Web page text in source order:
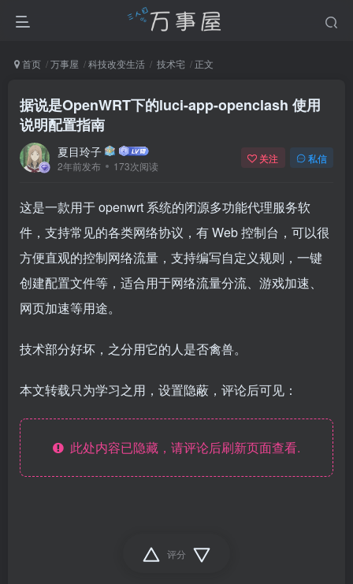
首页 万事屋 科技改变生活 技术宅 正文
据说是OpenWRT下的luci-app-openclash 使用
说明配置指南
夏目玲子
2年前发布 173次阅读
关注 私信
这是一款用于 openwrt 系统的闭源多功能代理服务软
件，支持常见的各类网络协议，有 Web 控制台，可以很
方便直观的控制网络流量，支持编写自定义规则，一键
创建配置文件等，适合用于网络流量分流、游戏加速、
网页加速等用途。
技术部分好坏，之分用它的人是否禽兽。
本文转载只为学习之用，设置隐蔽，评论后可见：
此处内容已隐藏，请评论后刷新页面查看.
评分